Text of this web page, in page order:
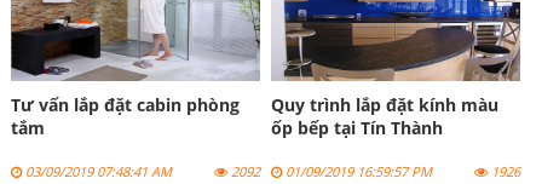
Tư vấn lắp đặt cabin phòng
tắm
03/09/2019 07:48:41 AM 2092
Quy trình lắp đặt kính màu
ốp bếp tại Tín Thành
01/09/2019 16:59:57 PM 1926